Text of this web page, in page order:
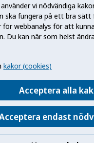
vi nödvändiga
ska fungera på ett bra sätt
för webbanalys för att
Du kan när som helst
kakor (cookies)
Acceptera alla
endast
(Fohm)
som
gör myndigheten
förebygga ohälsa
vision är en
utveckling.